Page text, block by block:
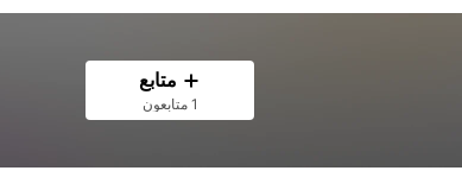
متابع
1 متابعون